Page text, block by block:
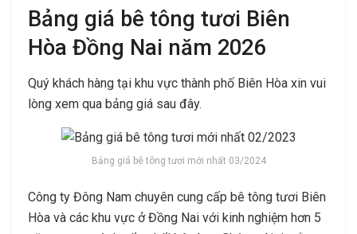
Bảng giá bê tông tươi Biên
Hòa Đồng Nai năm 2026
Quý khách hàng tại khu vực thành phố Biên Hòa xin vui
lòng xem qua bảng giá sau đây.
Bảng giá bê tông tươi mới nhất 03/2024
Công ty Đông Nam chuyên cung cấp bê tông tươi Biên
Hòa và các khu vực ở Đồng Nai với kinh nghiệm hơn 5